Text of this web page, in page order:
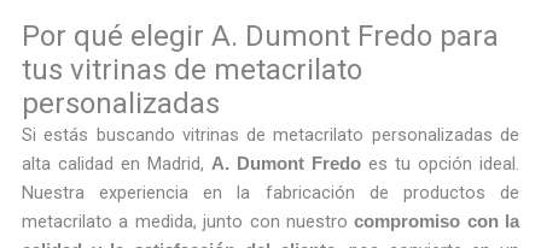
Por qué elegir A. Dumont Fredo para
tus vitrinas de metacrilato
personalizadas
Si estás buscando vitrinas de metacrilato personalizadas de
alta calidad en Madrid, A. Dumont Fredo es tu opción ideal.
Nuestra experiencia en la fabricación de productos de
metacrilato a medida, junto con nuestrocompromiso con la